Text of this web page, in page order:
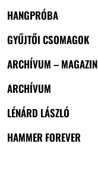
HANGPRÓBA
GYŰJTŐI CSOMAGOK
ARCHÍVUM – MAGAZIN
ARCHÍVUM
LÉNÁRD LÁSZLÓ
HAMMER FOREVER